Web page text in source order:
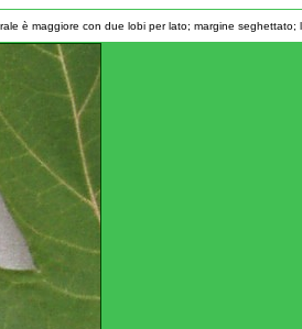
è maggiore con due lobi per lato; margine seghettato;